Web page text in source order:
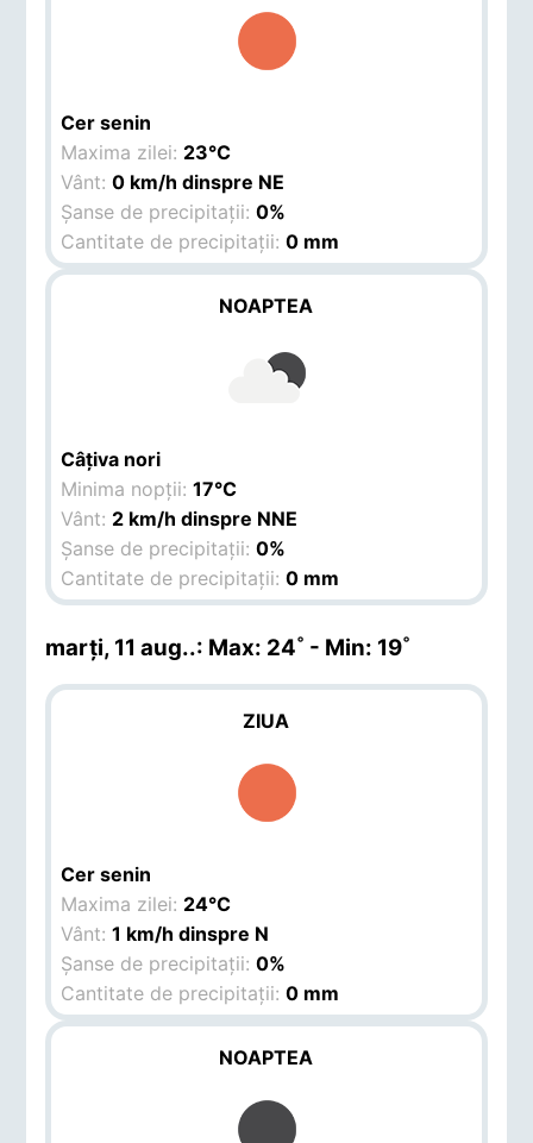
Cer senin
Maxima zilei: 23°C
Vânt:0 km/h dinspre NE
Șanse de precipitații:0%
Cantitate de precipitații:0 mm
NOAPTEA
Câțiva nori
Minima nopții:17°C
Vânt: 2 km/h dinspre NNE
Șanse de precipitații:0%
Cantitate de precipitații:0 mm
marți, 11 aug..: Max: 24˚ - Min: 19˚
ZIUA
Cer senin
Maxima zilei: 24°C
Vânt:1 km/h dinspre N
Șanse de precipitații:0%
Cantitate de precipitații:0 mm
NOAPTEA